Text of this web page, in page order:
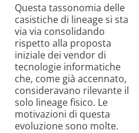
Questa tassonomia delle
casistiche di lineage si sta
via via consolidando
rispetto alla proposta
iniziale dei vendor di
tecnologie informatiche
che, come già accennato,
consideravano rilevante il
solo lineage fisico. Le
motivazioni di questa
evoluzione sono molte.